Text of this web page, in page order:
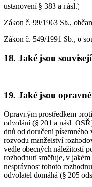
ustanovení § 383 a násl.)
Zákon č. 99/1963 Sb.,
Zákon č. 549/1991 Sb., o
18. Jaké jsou
—
19. Jaké jsou
Opravným prostředkem
odvolání (§ 201 a násl.
dnů od doručení
rozvodu manželství
vedle obecných náležitostí
rozhodnutí směřuje, v jakém
nesprávnost tohoto
odvolatel domáhá (§ 205